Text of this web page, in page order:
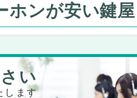
ホンが安い鍵屋
い
します